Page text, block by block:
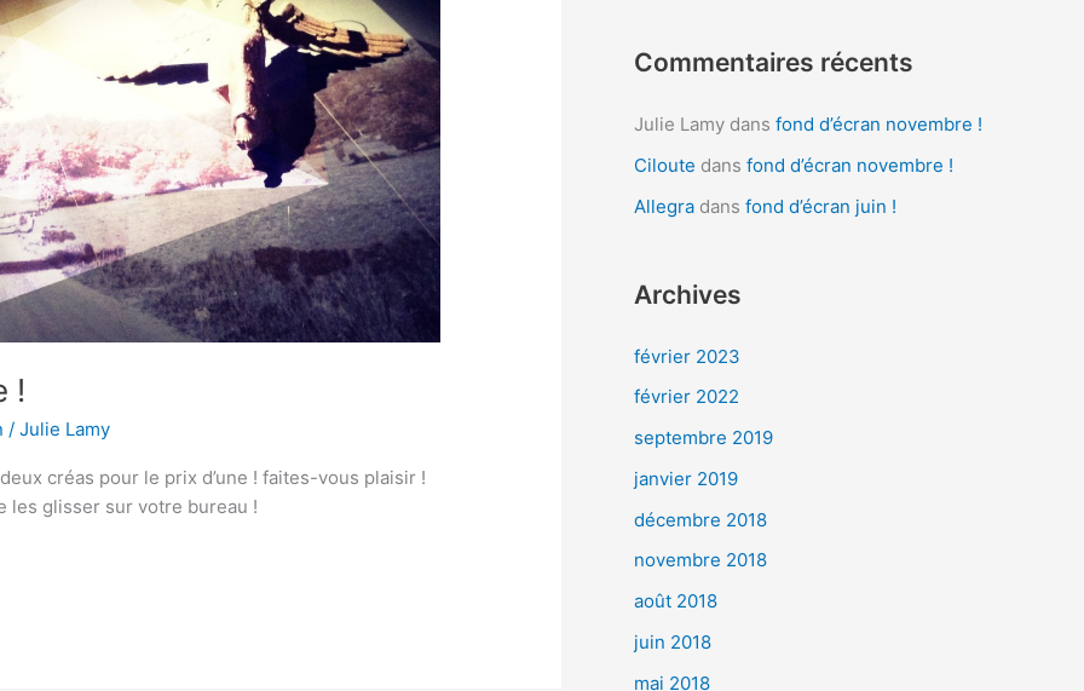
!
/Julie Lamy
créas pour le prix d’une ! faites-vous plaisir !
les glisser sur votre bureau !
:Commentaires récents
Julie Lamy dans fond d’écran novembre !
Ciloute dans fond d’écran novembre !
Allegra dans fond d’écran juin !
Archives
février 2023
février 2022
septembre 2019
janvier 2019
décembre 2018
novembre 2018
août 2018
juin 2018
mai 2018